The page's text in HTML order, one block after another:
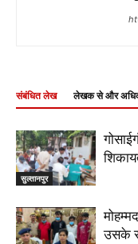
संबंधित लेख लेखक से और
सुल्तानपुर
उसके